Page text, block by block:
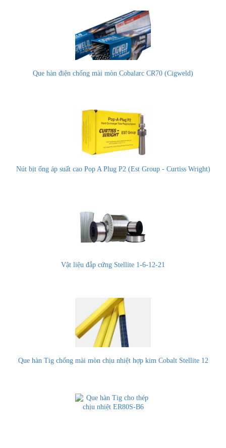
Que hàn điện chống mài mòn Cobalarc CR70 (Cigweld)
Nút bịt ống áp suất cao Pop A Plug P2 (Est Group - Curtiss Wright)
Vật liệu đắp cứng Stellite 1-6-12-21
Que hàn Tig chống mài mòn chịu nhiệt hợp kim Cobalt Stellite 12